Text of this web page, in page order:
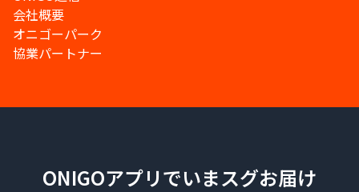
会社概要
オニゴーパーク
協業パートナー
ONIGOアプリでいまスグお届け